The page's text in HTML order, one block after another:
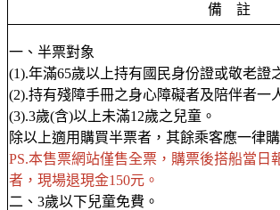
備 註
一、半票對象
(1).年滿65歲以上持有國民身份證或敬老證
(2).持有殘障手冊之身心障礙者及陪伴者一
(3).3歲(含)以上未滿12歲之兒童。
除以上適用購買半票者，其餘乘客應一律
PS.本售票網站僅售全票，購票後搭船當日
者，現場退現金150元。
二、3歲以下兒童免費。